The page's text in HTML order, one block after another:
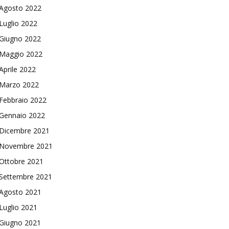
2022
2022
2022
2022
2022
2022
2022
2022
2021
2021
2021
2021
2021
2021
2021